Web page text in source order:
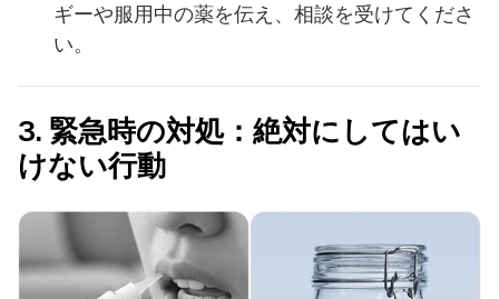
ギーや服用中の薬を伝え、相談を受けてくださ
い。
3. 緊急時の対処：絶対にしてはい
けない行動